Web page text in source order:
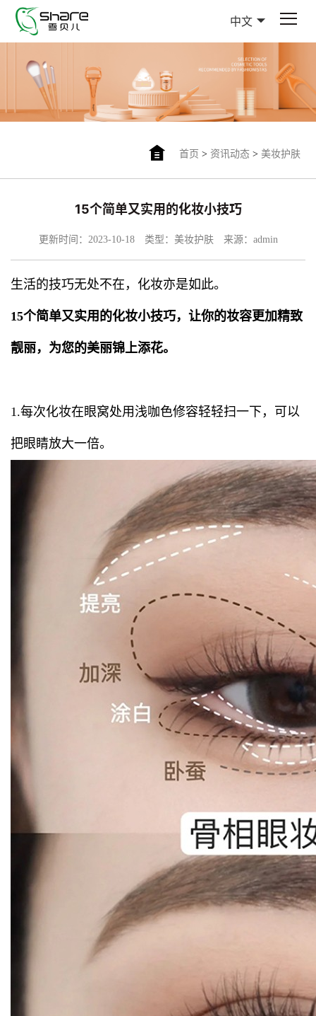
中文
首页 > 资讯动态> 美妆护肤
15个简单又实用的化妆小技巧
更新时间：2023-10-18 类型：美妆护肤 来源：admin
生活的技巧无处不在，化妆亦是如此。
15个简单又实用的化妆小技巧，让你的妆容更加精致
靓丽，为您的美丽锦上添花。
1.每次化妆在眼窝处用浅咖色修容轻轻扫一下，可以
把眼睛放大一倍。